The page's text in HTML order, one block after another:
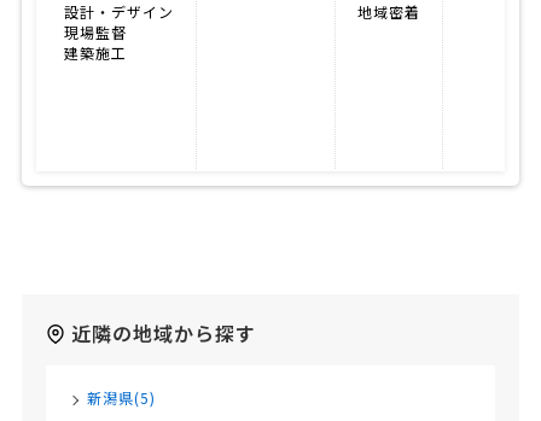
設計・デザイン
現場監督
建築施工
地域密着
近隣の地域から探す
新潟県(5)